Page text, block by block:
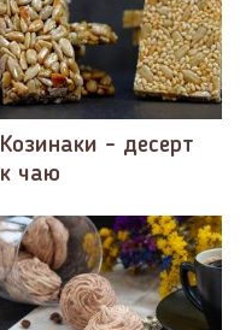
Козинаки - десерт
к чаю